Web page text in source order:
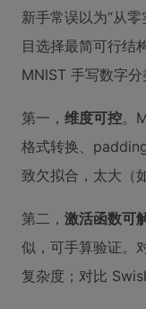
新手常误以为“从
目选择最简可行结
MNIST 手写数字分
第一， 维度可控。
格式转换、
致欠拟合，太大（
第二， 激活函数可
似，可手算验证。
复杂度；对比